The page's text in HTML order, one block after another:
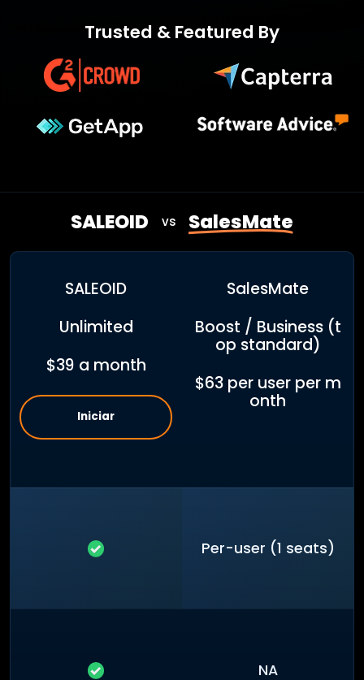
Trusted & Featured By
SALEOID vs SalesMate
SALEOID
Unlimited
$39 a month
Iniciar
SalesMate
Boost / Business (t
op standard)
$63 per user per m
onth
Per-user (1 seats)
NA